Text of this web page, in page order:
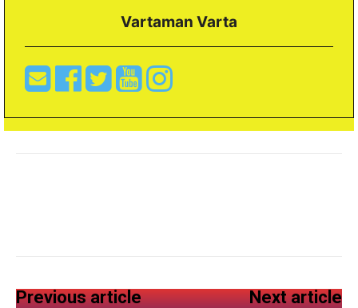
Vartaman Varta
Previous article Next article